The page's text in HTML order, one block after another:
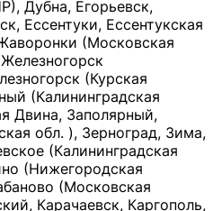
Дубна, Егорьевск,
Ессентуки, Ессентукская
(Московская
(Курская
(Калининградская
Двина, Заполярный,
обл. ), Зерноград, Зима,
(Калининградская
(Нижегородская
(Московская
Карачаевск, Каргополь,